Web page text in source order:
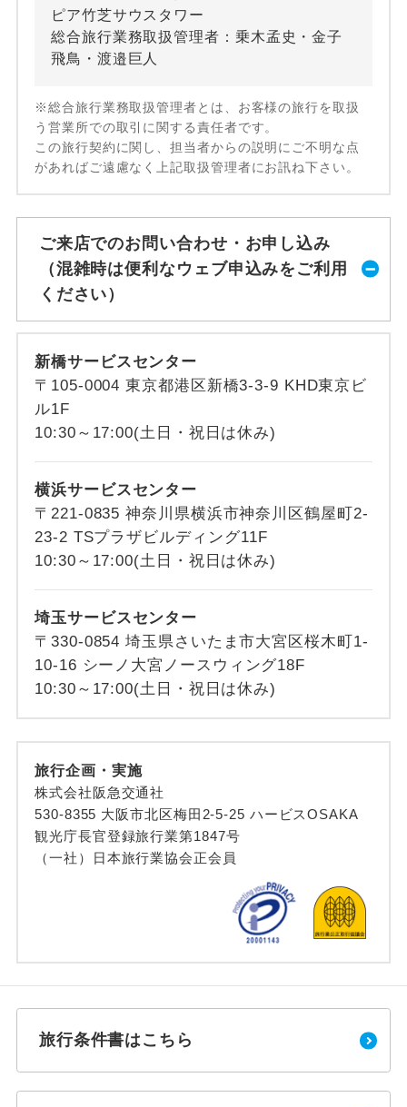
ピア竹芝サウスタワー
総合旅行業務取扱管理者：乗木孟史・金子
飛鳥・渡邉巨人
※総合旅行業務取扱管理者とは、お客様の旅行を取扱
う営業所での取引に関する責任者です。
この旅行契約に関し、担当者からの説明にご不明な点
があればご遠慮なく上記取扱管理者にお訊ね下さい。
ご来店でのお問い合わせ・お申し込み
（混雑時は便利なウェブ申込みをご利用
ください）
新橋サービスセンター
〒105-0004 東京都港区新橋3-3-9 KHD東京ビ
ル1F
10:30～17:00(土日・祝日は休み)
横浜サービスセンター
〒221-0835 神奈川県横浜市神奈川区鶴屋町2-
23-2 TSプラザビルディング11F
10:30～17:00(土日・祝日は休み)
埼玉サービスセンター
〒330-0854 埼玉県さいたま市大宮区桜木町1-
10-16 シーノ大宮ノースウィング18F
10:30～17:00(土日・祝日は休み)
旅行企画・実施
株式会社阪急交通社
530-8355 大阪市北区梅田2-5-25 ハービスOSAKA
観光庁長官登録旅行業第1847号
（一社）日本旅行業協会正会員
旅行条件書はこちら